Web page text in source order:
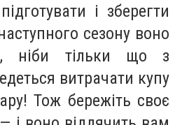
і зберегти
сезону воно
ніби тільки що з
витрачати купу
Тож бережіть своє